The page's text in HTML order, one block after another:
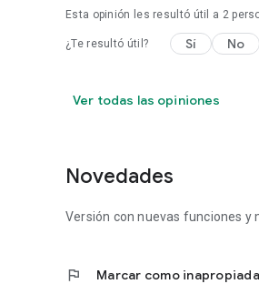
Esta opinión les resultó útil a 2
¿Te resultó útil? Sí No
Ver todas las opiniones
Novedades
Versión con nuevas funciones y
flag Marcar como inapropiada